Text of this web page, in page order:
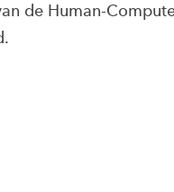
de Human-